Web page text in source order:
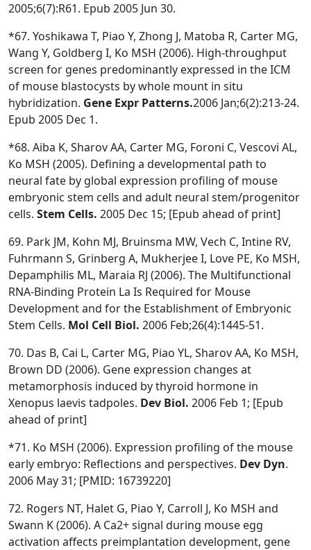
2005;6(7):R61. Epub 2005 Jun 30.
*67. Yoshikawa T, Piao Y, Zhong J, Matoba R, Carter MG,
Wang Y, Goldberg I, Ko MSH (2006). High-throughput
screen for genes predominantly expressed in the ICM
of mouse blastocysts by whole mount in situ
hybridization. Gene Expr Patterns.2006 Jan;6(2):213-24.
Epub 2005 Dec 1.
*68. Aiba K, Sharov AA, Carter MG, Foroni C, Vescovi AL,
Ko MSH (2005). Defining a developmental path to
neural fate by global expression profiling of mouse
embryonic stem cells and adult neural stem/progenitor
cells. Stem Cells. 2005 Dec 15; [Epub ahead of print]
69. Park JM, Kohn MJ, Bruinsma MW, Vech C, Intine RV,
Fuhrmann S, Grinberg A, Mukherjee I, Love PE, Ko MSH,
Depamphilis ML, Maraia RJ (2006). The Multifunctional
RNA-Binding Protein La Is Required for Mouse
Development and for the Establishment of Embryonic
Stem Cells. Mol Cell Biol. 2006 Feb;26(4):1445-51.
70. Das B, Cai L, Carter MG, Piao YL, Sharov AA, Ko MSH,
Brown DD (2006). Gene expression changes at
metamorphosis induced by thyroid hormone in
Xenopus laevis tadpoles. Dev Biol. 2006 Feb 1; [Epub
ahead of print]
*71. Ko MSH (2006). Expression profiling of the mouse
early embryo: Reflections and perspectives. Dev Dyn.
2006 May 31; [PMID: 16739220]
72. Rogers NT, Halet G, Piao Y, Carroll J, Ko MSH and
Swann K (2006). A Ca2+ signal during mouse egg
activation affects preimplantation development, gene